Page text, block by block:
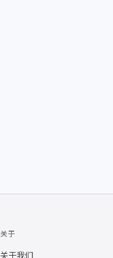
关于
关于我们